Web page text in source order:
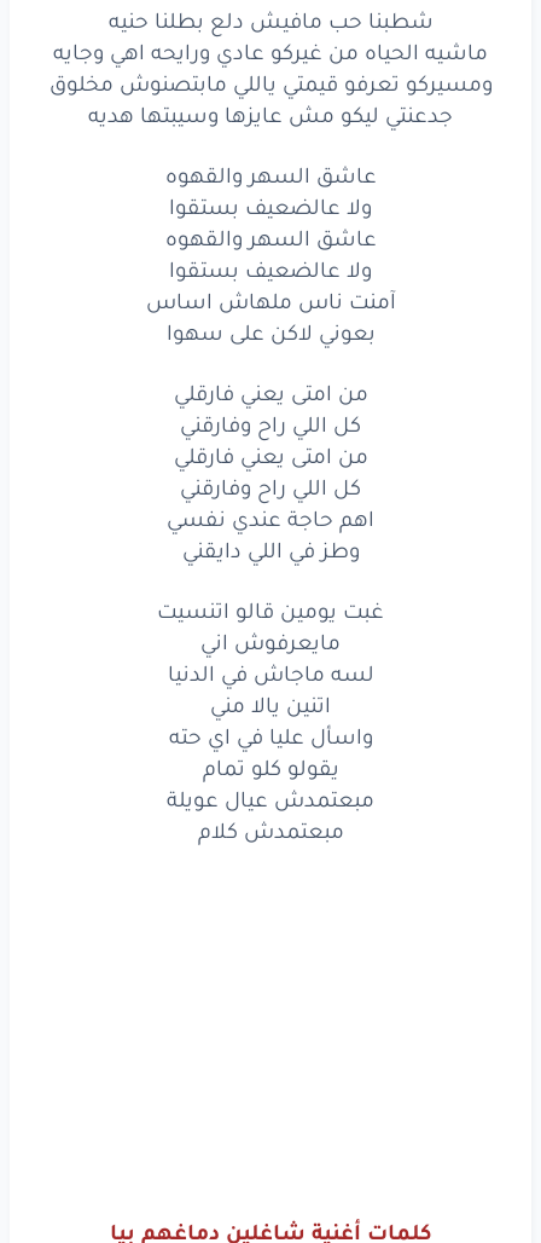
شطبنا حب مافيش دلع بطلنا حنيه
ماشيه الحياه من غيركو عادي ورايحه اهي وجايه
ومسيركو تعرفو قيمتي ياللي مابتصنوش مخلوق
جدعنتي ليكو مش عايزها وسيبتها هديه
عاشق السهر والقهوه
ولا عالضعيف بستقوا
عاشق السهر والقهوه
ولا عالضعيف بستقوا
آمنت ناس ملهاش اساس
بعوني لاكن على سهوا
من امتى يعني فارقلي
كل اللي راح وفارقني
من امتى يعني فارقلي
كل اللي راح وفارقني
اهم حاجة عندي نفسي
وطز في اللي دايقني
غبت يومين قالو اتنسيت
مايعرفوش اني
لسه ماجاش في الدنيا
اتنين يالا مني
واسأل عليا في اي حته
يقولو كلو تمام
مبعتمدش عيال عويلة
مبعتمدش كلام
كلمات أغنية شاغلين دماغهم بيا